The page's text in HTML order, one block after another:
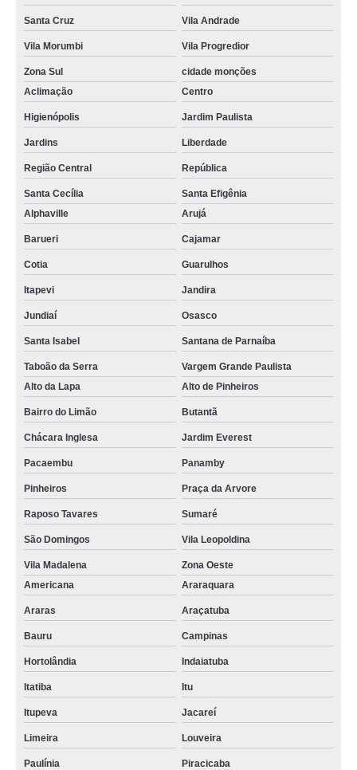
Santa Cruz Vila Andrade
Vila Morumbi Vila Progredior
Zona Sul
cidade monções
Aclimação
Centro
Higienópolis Jardim Paulista
Jardins Liberdade
Região Central República
Santa Cecília
Santa Efigênia
Alphaville
Arujá
Barueri Cajamar
Cotia Guarulhos
Itapevi Jandira
Jundiaí Osasco
Santa Isabel Santana de Parnaíba
Taboão da Serra
Vargem Grande Paulista
Alto da Lapa
Alto de Pinheiros
Bairro do Limão Butantã
Chácara Inglesa Jardim Everest
Pacaembu Panamby
Pinheiros Praça da Arvore
Raposo Tavares Sumaré
São Domingos Vila Leopoldina
Vila Madalena
Zona Oeste
Americana
Araraquara
Araras Araçatuba
Bauru Campinas
Hortolândia Indaiatuba
Itatiba Itu
Itupeva Jacareí
Limeira Louveira
Paulínia Piracicaba